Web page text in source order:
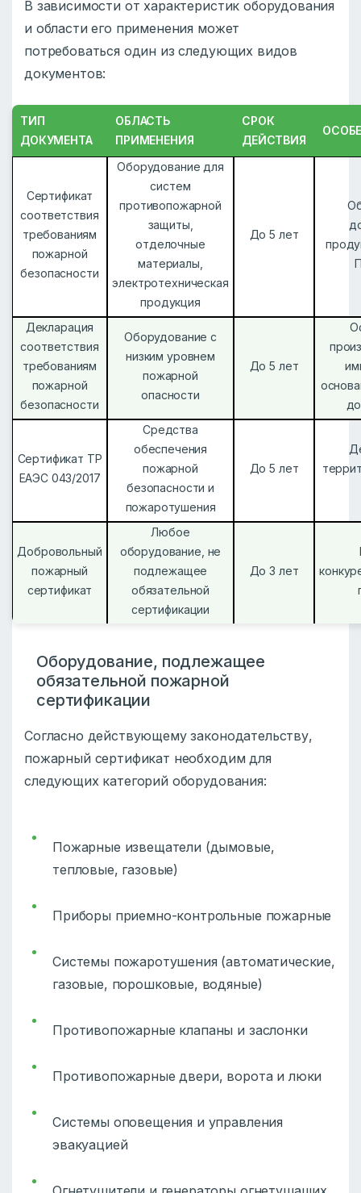
В зависимости от характеристик оборудования
и области его применения может
потребоваться один из следующих видов
документов:
ТИП
ДОКУМЕНТА
ОБЛАСТЬ
ПРИМЕНЕНИЯ
СРОК
ДЕЙСТВИЯ
Сертификат
соответствия
требованиям
пожарной
безопасности
Оборудование для
систем
противопожарной
защиты,
отделочные
материалы,
электротехническая
продукция
До 5 лет
Декларация
соответствия
требованиям
пожарной
безопасности
Оборудование с
низким уровнем
пожарной
опасности
До 5 лет
Сертификат ТР
ЕАЭС 043/2017
Средства
обеспечения
пожарной
безопасности и
пожаротушения
До 5 лет
Добровольный
пожарный
сертификат
Любое
оборудование, не
подлежащее
обязательной
сертификации
До 3 лет
Оборудование, подлежащее
обязательной пожарной
сертификации
Согласно действующему законодательству,
пожарный сертификат необходим для
следующих категорий оборудования:
Пожарные извещатели (дымовые,
тепловые, газовые)
Приборы приемно-контрольные пожарные
Системы пожаротушения (автоматические,
газовые, порошковые, водяные)
Противопожарные клапаны и заслонки
Противопожарные двери, ворота и люки
Системы оповещения и управления
эвакуацией